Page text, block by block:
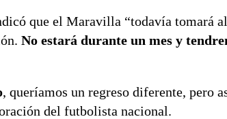
que el Maravilla “todavía tomará
No estará durante un mes y
, queríamos un regreso diferente, pero
del futbolista nacional.